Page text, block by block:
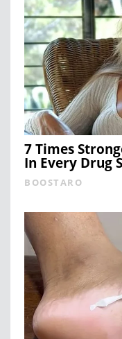
7 Times
In Every Drug
BOOSTARO